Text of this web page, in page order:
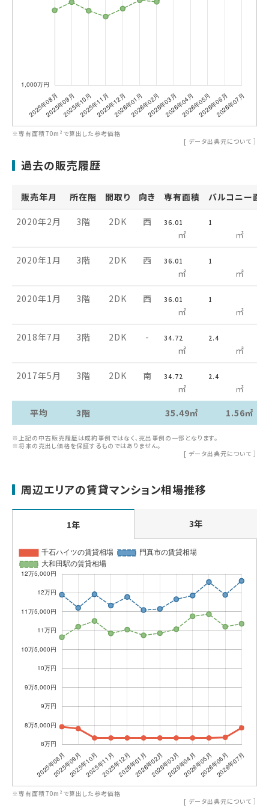
※専有面積70m²で算出した参考価格
[ データ出典元について ］
過去の販売履歴
販売年月 所在階 間取り 向き 専有面積 バルコニー面
2020年2月 3階 2DK 西 36.01
㎡
1
㎡
2020年1月 3階 2DK 西 36.01
㎡
1
㎡
2020年1月 3階 2DK 西 36.01
㎡
1
㎡
2018年7月 3階 2DK - 34.72
㎡
2.4
㎡
2017年5月 3階 2DK 南 34.72
㎡
2.4
㎡
平均
3階 35.49㎡ 1.56㎡
※上記の中古販売履歴は成約事例ではなく、売出事例の一部となります。
※将来の売出し価格を保証するものではありません。
[ データ出典元について ］
周辺エリアの賃貸マンション相場推移
1年 3年
※専有面積70m²で算出した参考価格
[ データ出典元について ］